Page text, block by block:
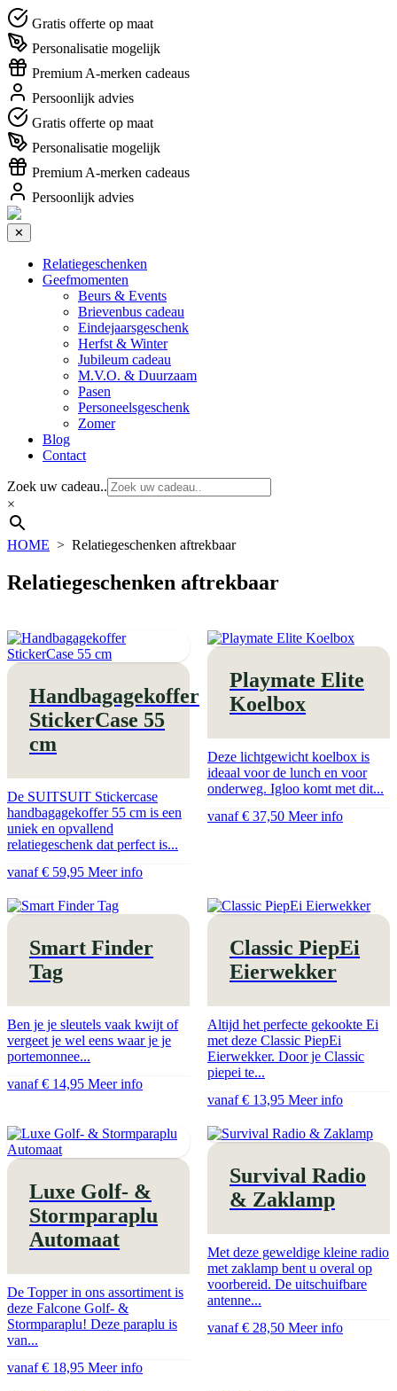
Gratis offerte op maat
Personalisatie mogelijk
Premium A-merken cadeaus
Persoonlijk advies
Gratis offerte op maat
Personalisatie mogelijk
Premium A-merken cadeaus
Persoonlijk advies
✕
Relatiegeschenken
Geefmomenten
Beurs & Events
Brievenbus cadeau
Eindejaarsgeschenk
Herfst & Winter
Jubileum cadeau
M.V.O. & Duurzaam
Pasen
Personeelsgeschenk
Zomer
Blog
Contact
Zoek uw cadeau..
×
HOME > Relatiegeschenken aftrekbaar
Relatiegeschenken aftrekbaar
Handbagagekoffer
StickerCase 55
cm
De SUITSUIT Stickercase
handbagagekoffer 55 cm is een
uniek en opvallend
relatiegeschenk dat perfect is...
vanaf € 59,95 Meer info
Playmate Elite
Koelbox
Deze lichtgewicht koelbox is
ideaal voor de lunch en voor
onderweg. Igloo komt met dit...
vanaf € 37,50 Meer info
Smart Finder
Tag
Ben je je sleutels vaak kwijt of
vergeet je wel eens waar je je
portemonnee...
vanaf € 14,95 Meer info
Classic PiepEi
Eierwekker
Altijd het perfecte gekookte Ei
met deze Classic PiepEi
Eierwekker. Door je Classic
piepei te...
vanaf € 13,95 Meer info
Luxe Golf- &
Stormparaplu
Automaat
De Topper in ons assortiment is
deze Falcone Golf- &
Stormparaplu! Deze paraplu is
van...
vanaf € 18,95 Meer info
Survival Radio
& Zaklamp
Met deze geweldige kleine radio
met zaklamp bent u overal op
voorbereid. De uitschuifbare
antenne...
vanaf € 28,50 Meer info